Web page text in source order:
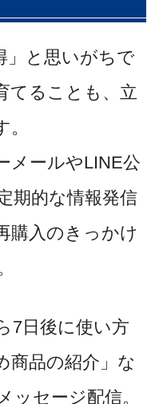
」と思いがちで
てることも、立
メールやLINE公
期的な情報発信
購入のきっかけ
7日後に使い方
商品の紹介」な
ッセージ配信。